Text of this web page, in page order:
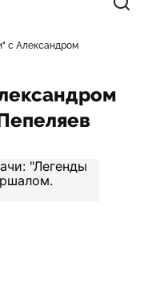
с Александром